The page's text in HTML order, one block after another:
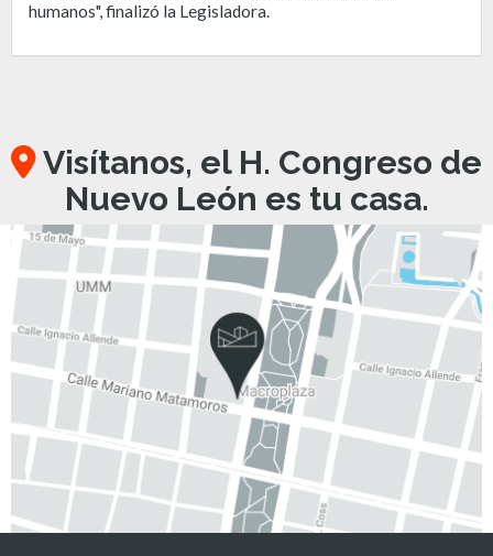
humanos", finalizó la Legisladora.
Visítanos, el H. Congreso de
Nuevo León es tu casa.